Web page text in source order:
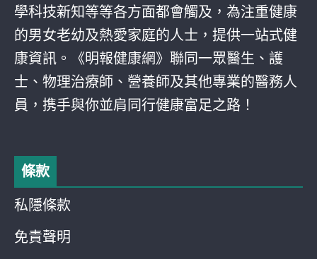
學科技新知等等各方面都會觸及，為注重健康
的男女老幼及熱愛家庭的人士，提供一站式健
康資訊。《明報健康網》聯同一眾醫生、護
士、物理治療師、營養師及其他專業的醫務人
員，携手與你並肩同行健康富足之路！
條款
私隱條款
免責聲明